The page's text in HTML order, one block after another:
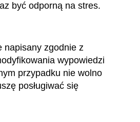
być odporną na stres.
napisany zgodnie z
wypowiedzi
przypadku nie wolno
posługiwać się